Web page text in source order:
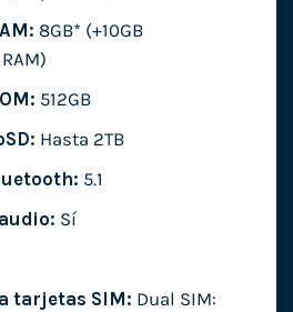
8GB* (+10GB
512GB
Hasta 2TB
5.1
Sí
tarjetas SIM: Dual SIM: